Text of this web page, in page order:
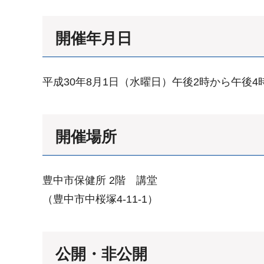
開催年月日
平成30年8月1日（水曜日）午後2時から午後4
開催場所
豊中市保健所 2階 講堂
（豊中市中桜塚4-11-1）
公開・非公開